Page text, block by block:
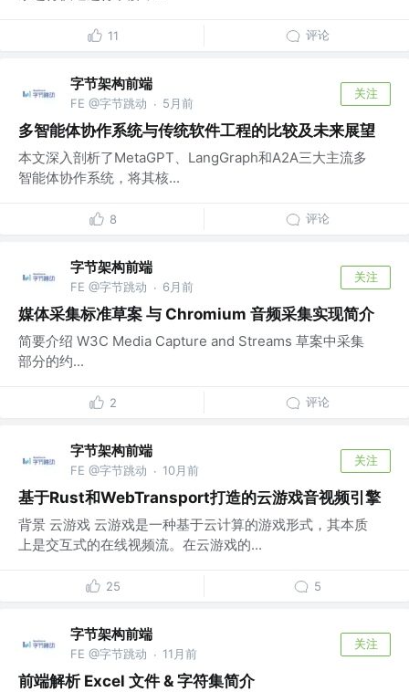
11 评论
字节架构前端
FE @字节跳动 · 5月前
关注
多智能体协作系统与传统软件工程的比较及未来展望
本文深入剖析了MetaGPT、LangGraph和A2A三大主流多
智能体协作系统，将其核...
8 评论
字节架构前端
FE @字节跳动 · 6月前
关注
媒体采集标准草案 与 Chromium 音频采集实现简介
简要介绍 W3C Media Capture and Streams 草案中采集
部分的约...
2 评论
字节架构前端
FE @字节跳动 · 10月前
关注
基于Rust和WebTransport打造的云游戏音视频引擎
背景 云游戏 云游戏是一种基于云计算的游戏形式，其本质
上是交互式的在线视频流。在云游戏的...
25 5
字节架构前端
FE @字节跳动 · 11月前
关注
前端解析 Excel 文件 & 字符集简介